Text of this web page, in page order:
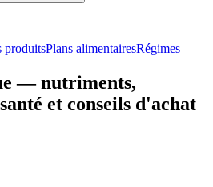
produitsPlans alimentairesRégimes
— nutriments,
et conseils d'achat